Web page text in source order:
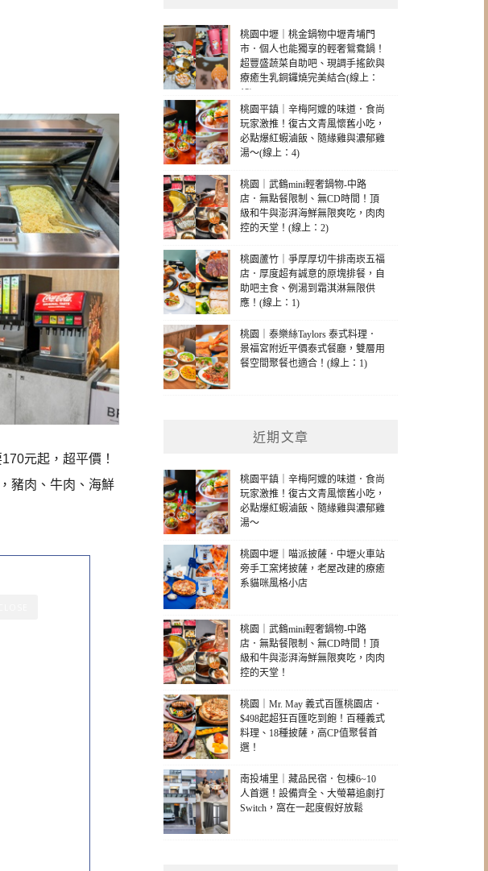
元起，超平價！
豬肉、牛肉、海鮮
桃園中壢｜桃金鍋物中壢青埔門
市．個人也能獨享的輕奢鴛鴦鍋！
超豐盛蔬菜自助吧、現調手搖飲與
療癒生乳銅鑼燒完美結合(線上：
13)
桃園平鎮｜辛梅阿嬤的味道．食尚
玩家激推！復古文青風懷舊小吃，
必點爆紅蝦滷飯、隨緣雞與濃郁雞
湯～(線上：4)
桃園｜武鶴mini輕奢鍋物-中路
店．無點餐限制、無CD時間！頂
級和牛與澎湃海鮮無限爽吃，肉肉
控的天堂！(線上：2)
桃園蘆竹｜爭厚厚切牛排南崁五福
店．厚度超有誠意的原塊排餐，自
助吧主食、例湯到霜淇淋無限供
應！(線上：1)
桃園｜泰樂絲Taylors 泰式料理．
景福宮附近平價泰式餐廳，雙層用
餐空間聚餐也適合！(線上：1)
近期文章
桃園平鎮｜辛梅阿嬤的味道．食尚
玩家激推！復古文青風懷舊小吃，
必點爆紅蝦滷飯、隨緣雞與濃郁雞
湯～
桃園中壢｜喵派披薩．中壢火車站
旁手工窯烤披薩，老屋改建的療癒
系貓咪風格小店
桃園｜武鶴mini輕奢鍋物-中路
店．無點餐限制、無CD時間！頂
級和牛與澎湃海鮮無限爽吃，肉肉
控的天堂！
桃園｜Mr. May 義式百匯桃園店．
$498起超狂百匯吃到飽！百種義式
料理、18種披薩，高CP值聚餐首
選！
南投埔里｜藏品民宿．包棟6~10
人首選！設備齊全、大螢幕追劇打
Switch，窩在一起度假好放鬆